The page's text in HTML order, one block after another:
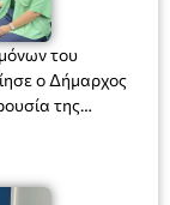
του
ο Δήμαρχος
της